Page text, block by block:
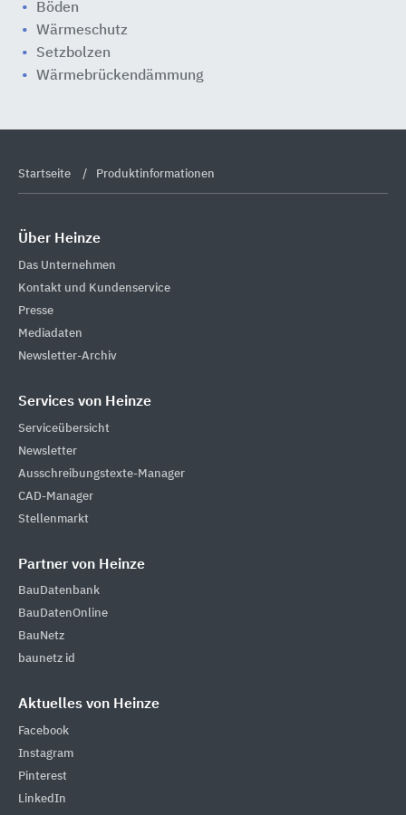
Böden
Wärmeschutz
Setzbolzen
Wärmebrückendämmung
Startseite Produktinformationen
Über Heinze
Das Unternehmen
Kontakt und Kundenservice
Presse
Mediadaten
Newsletter-Archiv
Services von Heinze
Serviceübersicht
Newsletter
Ausschreibungstexte-Manager
CAD-Manager
Stellenmarkt
Partner von Heinze
BauDatenbank
BauDatenOnline
BauNetz
baunetz id
Aktuelles von Heinze
Facebook
Instagram
Pinterest
LinkedIn